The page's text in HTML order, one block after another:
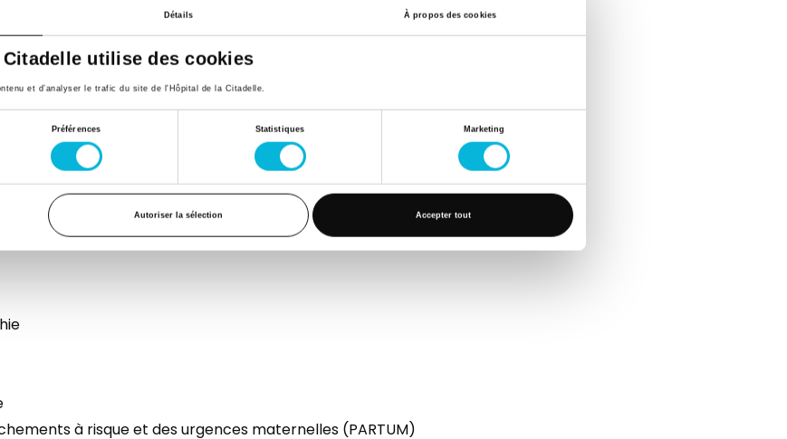
Détails À propos des cookies
utilise des cookies
et d’analyser le trafic du site de l'Hôpital de la Citadelle.
Préférences Statistiques Marketing
Autoriser la sélection Accepter tout
à risque et des urgences maternelles (PARTUM)